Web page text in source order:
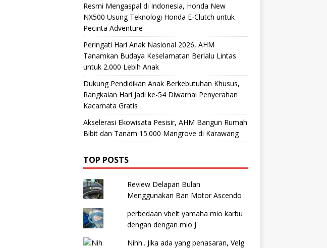
Resmi Mengaspal di Indonesia, Honda New
NX500 Usung Teknologi Honda E-Clutch untuk
Pecinta Adventure
Peringati Hari Anak Nasional 2026, AHM
Tanamkan Budaya Keselamatan Berlalu Lintas
untuk 2.000 Lebih Anak
Dukung Pendidikan Anak Berkebutuhan Khusus,
Rangkaian Hari Jadi ke-54 Diwarnai Penyerahan
Kacamata Gratis
Akselerasi Ekowisata Pesisir, AHM Bangun Rumah
Bibit dan Tanam 15.000 Mangrove di Karawang
TOP POSTS
Review Delapan Bulan
Menggunakan Ban Motor Ascendo
perbedaan vbelt yamaha mio karbu
dengan dengan mio J
Nihh.. Jika ada yang penasaran, Velg